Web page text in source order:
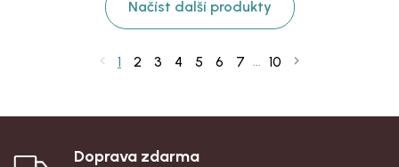
Načíst další produkty
1 2 3 4 5 6 7 ... 10
Doprava zdarma